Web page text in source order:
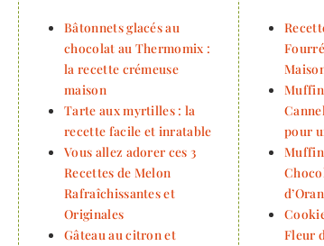
Bâtonnets glacés au
chocolat au Thermomix :
la recette crémeuse
maison
Tarte aux myrtilles : la
recette facile et inratable
Vous allez adorer ces 3
Recettes de Melon
Rafraîchissantes et
Originales
Gâteau au citron et
pour
Fleur